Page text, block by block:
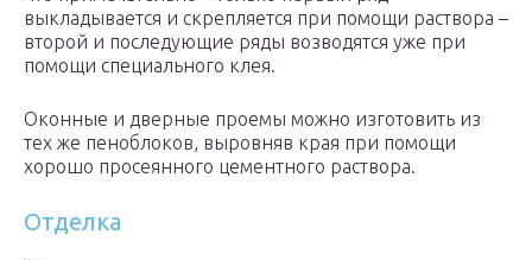
выкладывается и скрепляется при помощи раствора –
второй и последующие ряды возводятся уже при
помощи специального клея.
Оконные и дверные проемы можно изготовить из
тех же пеноблоков, выровняв края при помощи
хорошо просеянного цементного раствора.
Отделка